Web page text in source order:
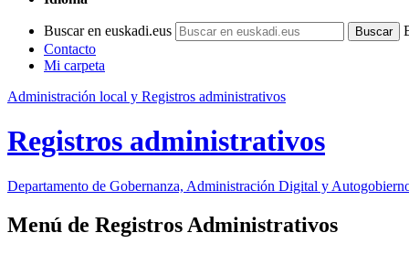
Buscar en euskadi.eus
Contacto
Mi carpeta
Administración local y Registros administrativos
Registros administrativos
Departamento de Gobernanza, Administración Digital y
Menú de Registros Administrativos